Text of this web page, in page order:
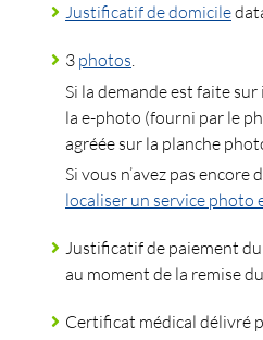
Justificatif de domicile
3 photos
Si la demande est faite
la e-photo (fourni par le
agréée sur la planche
Si vous n’avez pas
localiser un service photo
Justificatif de paiement
au moment de la remise
Certificat médical délivré